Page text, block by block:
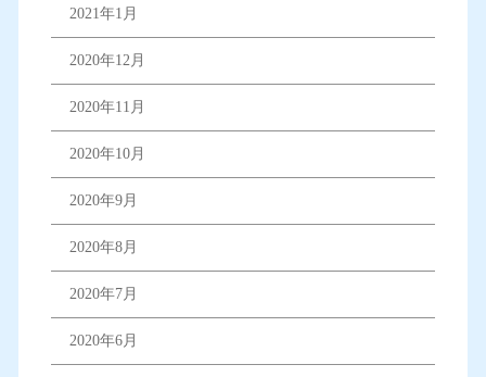
2021年1月
2020年12月
2020年11月
2020年10月
2020年9月
2020年8月
2020年7月
2020年6月